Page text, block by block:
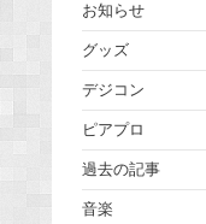
お知らせ
グッズ
デジコン
ピアプロ
過去の記事
音楽